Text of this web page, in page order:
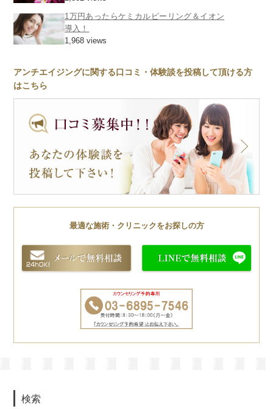
1万円あったらケミカルピーリング＆イオン
導入！
1,968 views
アンチエイジングに関する口コミ・体験談を投稿して頂ける方
はこちら
最適な施術・クリニックをお探しの方
検索